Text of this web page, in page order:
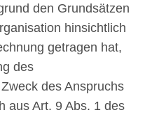
den Grundsätzen
hinsichtlich
getragen hat,
des
des Anspruchs
aus Art. 9 Abs. 1 des